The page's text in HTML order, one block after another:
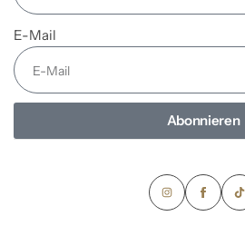
E-Mail
Abonnieren